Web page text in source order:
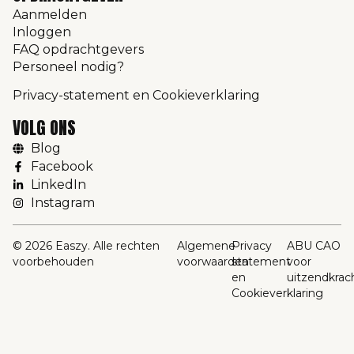
Aanmelden
Inloggen
FAQ opdrachtgevers
Personeel nodig?
Privacy-statement en Cookieverklaring
VOLG ONS
Blog
Facebook
LinkedIn
Instagram
© 2026 Easzy. Alle rechten
voorbehouden
Algemene
voorwaarden
Privacy
statement
en
Cookieverklaring
ABU CAO
voor